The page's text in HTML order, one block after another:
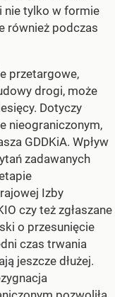
nie tylko w formie
również podczas
przetargowe,
drogi, może
Dotyczy
nieograniczonym,
GDDKiA. Wpływ
zadawanych
Izby
czy też zgłaszane
o przesunięcie
czas trwania
jeszcze dłużej.